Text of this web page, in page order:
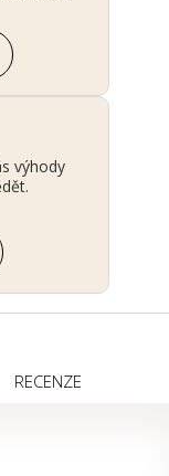
výhody
RECENZE